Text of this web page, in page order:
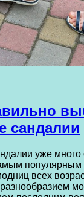
сандалии
уже много
популярным
всех